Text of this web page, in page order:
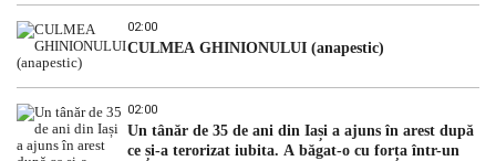
02:00
CULMEA GHINIONULUI (anapestic)
02:00
Un tânăr de 35 de ani din Iași a ajuns în arest după
ce și-a terorizat iubita. A băgat-o cu forța într-un